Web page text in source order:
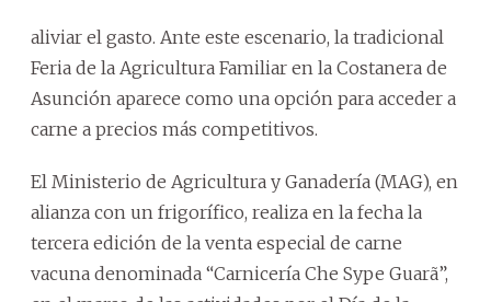
aliviar el gasto. Ante este escenario, la tradicional
Feria de la Agricultura Familiar en la Costanera de
Asunción aparece como una opción para acceder a
carne a precios más competitivos.
El Ministerio de Agricultura y Ganadería (MAG), en
alianza con un frigorífico, realiza en la fecha la
tercera edición de la venta especial de carne
vacuna denominada “Carnicería Che Sype Guarã”,